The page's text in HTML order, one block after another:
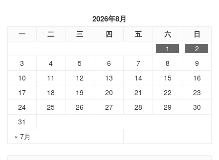
2026年8月
一 二 三 四 五 六 日
« 7月
1
2
3
4 5 6 7 8
9
10
11 12 13 14 15
16
17
18 19 20 21 22
23
24
25 26 27 28 29
30
31